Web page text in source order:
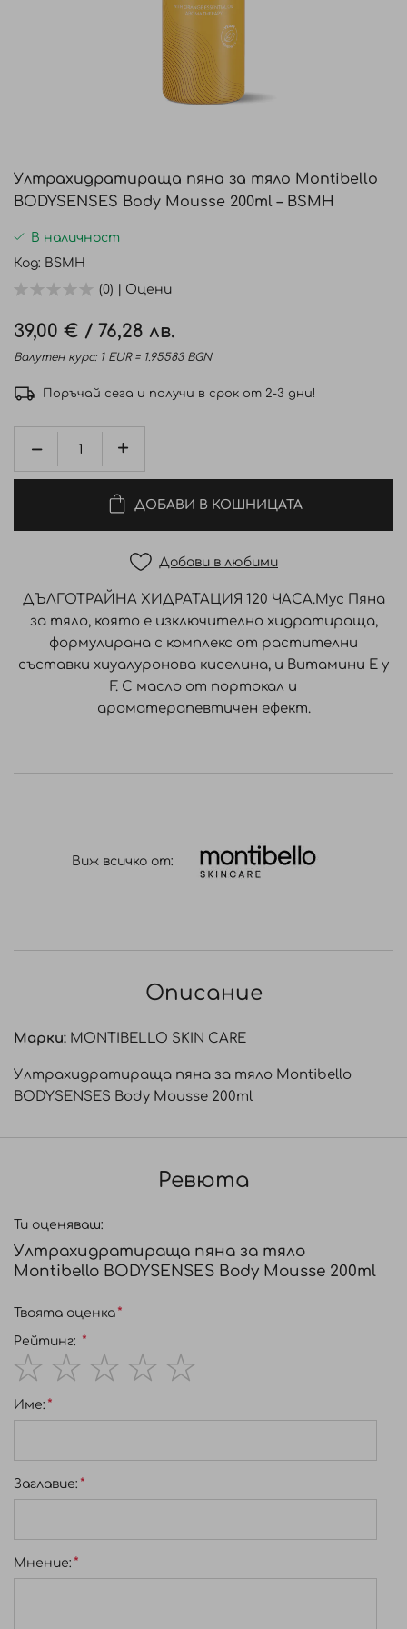
началото
на
галерия
със
Ултрахидратираща пяна за тяло Montibello
BODYSENSES Body Mousse 200ml – BSMH
В наличност
Код BSMH
(0) | Оцени
39,00 € / 76,28 лв.
Валутен курс: 1 EUR = 1.95583 BGN
Поръчай сега и получи в срок от 2-3 дни!
ДОБАВИ В КОШНИЦАТА
Добави в любими
ДЪЛГОТРАЙНА ХИДРАТАЦИЯ 120 ЧАСА.Мус Пяна
за тяло, която е изключително хидратираща,
формулирана с комплекс от растителни
съставки хиуалуронова киселина, и Витамини E y
F. С масло от портокал и
ароматерапевтичен ефект.
Виж всичко от:
Описание
Марки: MONTIBELLO SKIN CARE
Ултрахидратираща пяна за тяло Montibello
BODYSENSES Body Mousse 200ml
Ревюта
Ти оценяваш:
Ултрахидратираща пяна за тяло
Montibello BODYSENSES Body Mousse 200ml
Твоята оценка
Рейтинг:
star
stars
stars
stars
stars
Име:
Заглавиe:
Мнение: